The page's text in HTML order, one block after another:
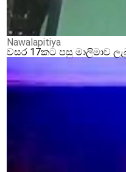
Nawalapitiya
වසර 17කට පසු මාලිමාව